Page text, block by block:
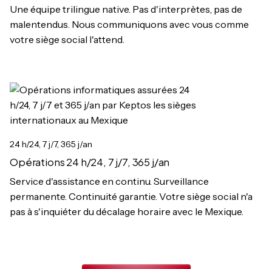
Une équipe trilingue native. Pas d'interprètes, pas de
malentendus. Nous communiquons avec vous comme
votre siège social l'attend.
24 h/24, 7 j/7, 365 j/an
Opérations 24 h/24, 7 j/7, 365 j/an
Service d'assistance en continu. Surveillance
permanente. Continuité garantie. Votre siège social n'a
pas à s'inquiéter du décalage horaire avec le Mexique.